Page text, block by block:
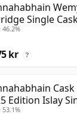
Single
46.2%
kr ?
Edition Islay
53.1%